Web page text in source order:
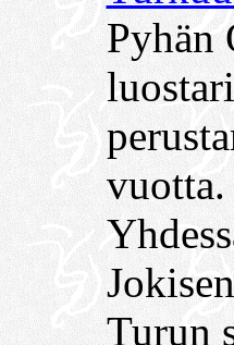
Pyhän
vuotta.
Turun